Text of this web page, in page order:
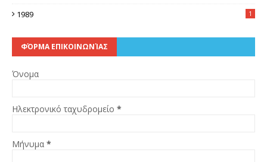
1989 1
ΦΌΡΜΑ ΕΠΙΚΟΙΝΩΝΊΑΣ
Όνομα
Ηλεκτρονικό ταχυδρομείο *
Μήνυμα *